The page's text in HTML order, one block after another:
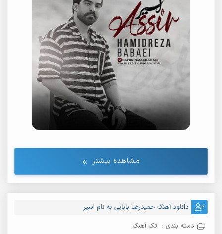
مشاهده بیشتر
دانلود آهنگ حمیدرضا بابایی به نام اسیر
دسته بندی : تک آهنگ